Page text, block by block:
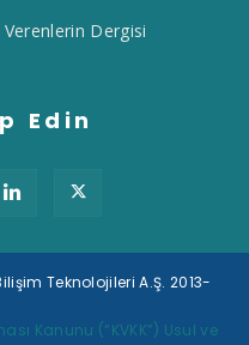
Dergisi
Edin
Teknolojileri A.Ş. 2013-
Kanunu (“KVKK”) Usul ve